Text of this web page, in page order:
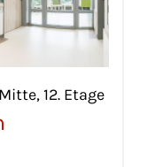
12. Etage